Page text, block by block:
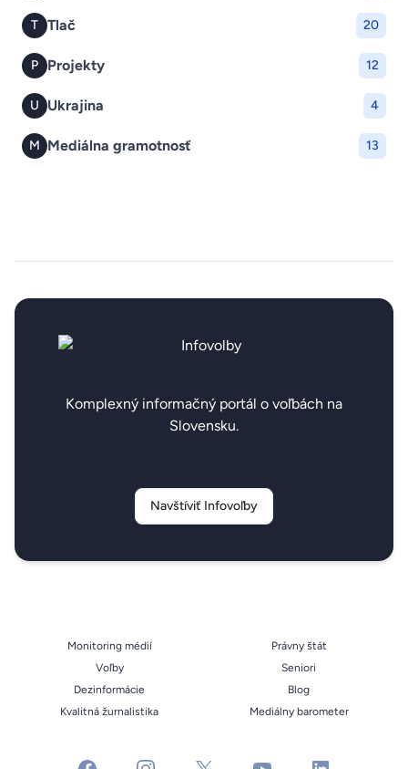
T Tlač 20
P Projekty 12
U Ukrajina 4
M Mediálna gramotnosť 13
Komplexný informačný portál o voľbách na
Slovensku.
Navštíviť Infovoľby
Monitoring médií
Voľby
Dezinformácie
Kvalitná žurnalistika
Právny štát
Seniori
Blog
Mediálny barometer